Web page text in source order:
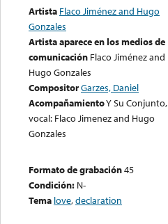
Artista Flaco Jiménez and Hugo
Gonzales
Artista aparece en los medios de
comunicación Flaco Jiménez and
Hugo Gonzales
CompositorGarzes, Daniel
AcompañamientoY Su Conjunto,
vocal: Flaco Jimenez and Hugo
Gonzales
Formato de grabación45
Condición: N-
Tema love,declaration